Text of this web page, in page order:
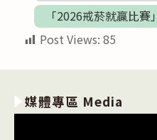
「2026戒菸就贏比賽
Post Views: 85
媒體專區 Media